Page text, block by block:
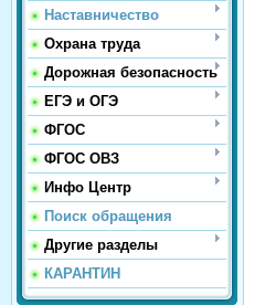
Наставничество
Охрана труда
Дорожная безопасность
ЕГЭ и ОГЭ
ФГОС
ФГОС ОВЗ
Инфо Центр
Поиск обращения
Другие разделы
КАРАНТИН